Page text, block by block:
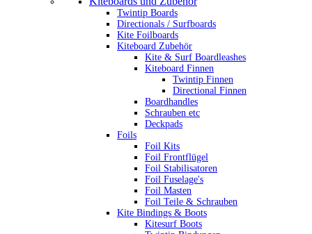
Twintip Boards
Directionals / Surfboards
Kite Foilboards
Kiteboard Zubehör
Kite & Surf Boardleashes
Kiteboard Finnen
Twintip Finnen
Directional Finnen
Boardhandles
Schrauben etc
Deckpads
Foils
Foil Kits
Foil Frontflügel
Foil Stabilisatoren
Foil Fuselage's
Foil Masten
Foil Teile & Schrauben
Kite Bindings & Boots
Kitesurf Boots